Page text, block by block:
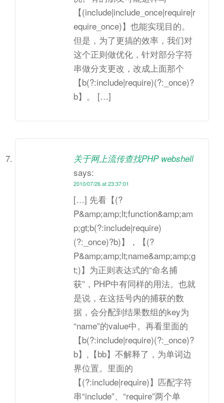
【(include|include_once|require|r
equire_once)】也能实现目的。
但是，为了更搞的效率，我们对
这个正则做优化，针对部分字符
串做分支更改，改成上面那个
【b(?:include|require)(?:_once)?
b】。 […]
关于网上流传查找PHP webshell
says:
2010/07/26 at 23:37:01
[…] 先看【(?
P&amp;amp;lt;function&amp;am
p;gt;b(?:include|require)
(?:_once)?b)】，【(?
P&amp;amp;lt;name&amp;amp;g
t;)】为正则表达式的“命名捕
获”，PHP中有同样的用法。也就
是说，在这括号内的捕获的数
据，会分配到结果数组的key为
“name”的value中。再看里面的
【b(?:include|require)(?:_once)?
b】,【bb】不解释了，为单词边
界位置。里面的
【(?:include|require)】匹配字符
串“include”、“require”两个单